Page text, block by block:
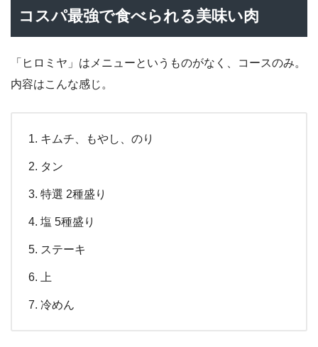
コスパ最強で食べられる美味い肉
「ヒロミヤ」はメニューというものがなく、コースのみ。
内容はこんな感じ。
キムチ、もやし、のり
タン
特選 2種盛り
塩 5種盛り
ステーキ
上
冷めん